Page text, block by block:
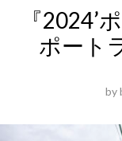
『2024’
ポート
by